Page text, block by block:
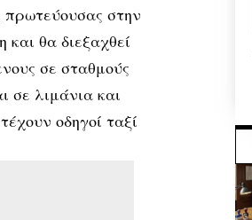
στην
και θα διεξαχθεί
σε σταθμούς
σε λιμάνια και
οδηγοί ταξί